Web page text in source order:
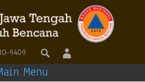
9409
Menu